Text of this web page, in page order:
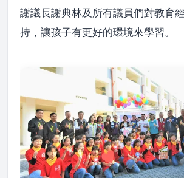
謝議長謝典林及所有議員們對教育
持，讓孩子有更好的環境來學習。